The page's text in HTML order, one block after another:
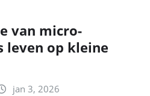
van micro-
leven op kleine
jan 3, 2026